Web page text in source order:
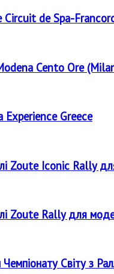
Circuit de Spa-
Cento Ore
Greece
Zoute Iconic Rally
Zoute Rally для
Світу з